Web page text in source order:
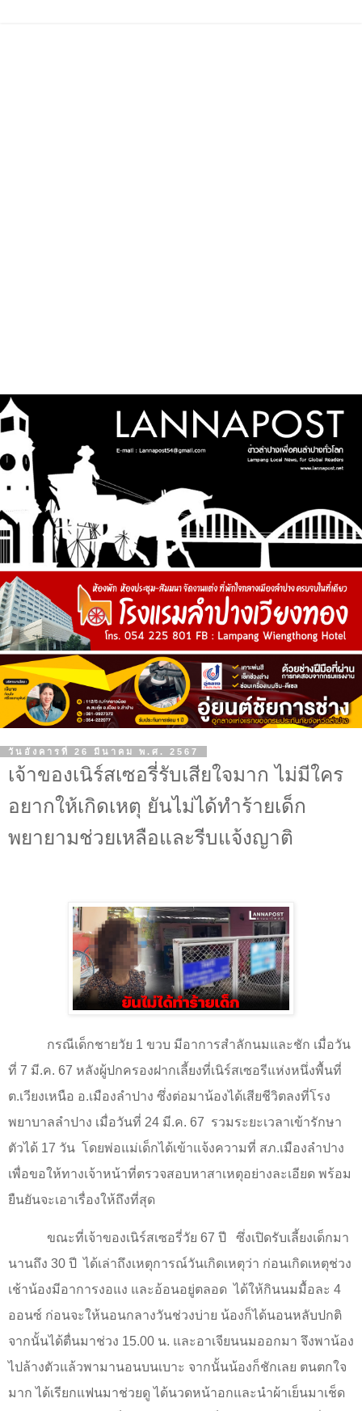
วันอังคารที่ 26 มีนาคม พ.ศ. 2567
เจ้าของเนิร์สเซอรี่รับเสียใจมาก ไม่มีใคร
อยากให้เกิดเหตุ ยันไม่ได้ทำร้ายเด็ก
พยายามช่วยเหลือและรีบแจ้งญาติ
กรณีเด็กชายวัย 1 ขวบ มีอาการสำลักนมและชัก เมื่อวัน
ที่ 7 มี.ค. 67 หลังผู้ปกครองฝากเลี้ยงที่เนิร์สเซอรีแห่งหนึ่งพื้นที่
ต.เวียงเหนือ อ.เมืองลำปาง ซึ่งต่อมาน้องได้เสียชีวิตลงที่โรง
พยาบาลลำปาง เมื่อวันที่ 24 มี.ค. 67 รวมระยะเวลาเข้ารักษา
ตัวได้ 17 วัน โดยพ่อแม่เด็กได้เข้าแจ้งความที่ สภ.เมืองลำปาง
เพื่อขอให้ทางเจ้าหน้าที่ตรวจสอบหาสาเหตุอย่างละเอียด พร้อม
ยืนยันจะเอาเรื่องให้ถึงที่สุด
ขณะที่เจ้าของเนิร์สเซอรี่วัย 67 ปี
ซึ่งเปิดรับเลี้ยงเด็กมา
นานถึง 30 ปี ได้เล่าถึงเหตุการณ์วันเกิดเหตุว่า ก่อนเกิดเหตุช่วง
เช้าน้องมีอาการงอแง และอ้อนอยู่ตลอด ได้ให้กินนมมื้อละ 4
ออนซ์ ก่อนจะให้นอนกลางวันช่วงบ่าย น้องก็ได้นอนหลับปกติ
จากนั้นได้ตื่นมาช่วง 15.00 น. และอาเจียนนมออกมา จึงพาน้อง
ไปล้างตัวแล้วพามานอนบนเบาะ จากนั้นน้องก็ชักเลย ตนตกใจ
มาก ได้เรียกแฟนมาช่วยดู ได้นวดหน้าอกและนำผ้าเย็นมาเช็ด